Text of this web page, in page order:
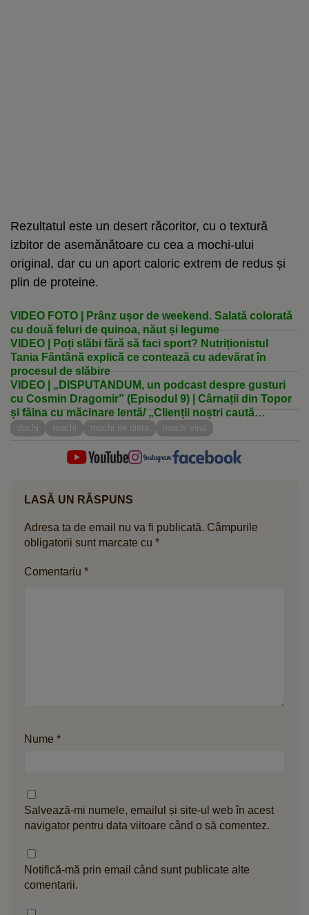
Rezultatul este un desert răcoritor, cu o textură
izbitor de asemănătoare cu cea a mochi-ului
original, dar cu un aport caloric extrem de redus și
plin de proteine.
VIDEO FOTO | Prânz ușor de weekend. Salată colorată
cu două feluri de quinoa, năut și legume
VIDEO | Poți slăbi fără să faci sport? Nutriționistul
Tania Fântână explică ce contează cu adevărat în
procesul de slăbire
VIDEO | „DISPUTANDUM, un podcast despre gusturi
cu Cosmin Dragomir” (Episodul 9) | Cârnații din Topor
și făina cu măcinare lentă/ „Clienții noștri caută
produse naturale și sunt dispuși să plătească pentru
calitate”
dochi mochi mochi de dieta mochi viral
LASĂ UN RĂSPUNS
Adresa ta de email nu va fi publicată. Câmpurile
obligatorii sunt marcate cu *
Comentariu *
Nume *
Salvează-mi numele, emailul și site-ul web în acest
navigator pentru data viitoare când o să comentez.
Notifică-mă prin email când sunt publicate alte
comentarii.